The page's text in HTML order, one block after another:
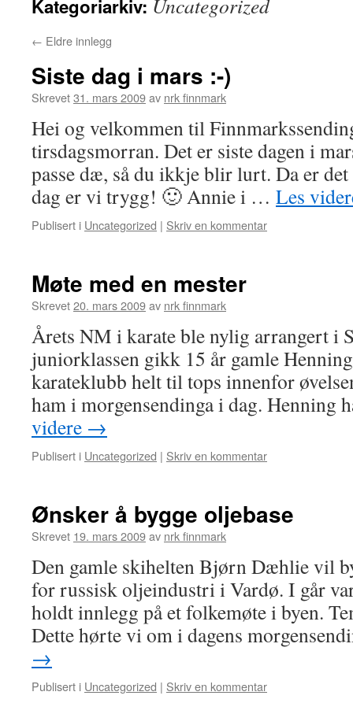
Kategoriarkiv: Uncategorized
← Eldre innlegg
Siste dag i mars :-)
Skrevet31. mars 2009av nrk finnmark
Hei og velkommen til
tirsdagsmorran. Det er siste dagen i
passe dæ, så du ikkje blir lurt. Da er
dag er vi trygg! 🙂 Annie i … Les
Publisert i Uncategorized | Skriv en kommentar
Møte med en mester
Skrevet20. mars 2009av nrk finnmark
Årets NM i karate ble nylig arrangert i
juniorklassen gikk 15 år gamle
karateklubb helt til tops innenfor
ham i morgensendinga i dag.
videre →
Publisert i Uncategorized | Skriv en kommentar
Ønsker å bygge oljebase
Skrevet 19. mars 2009av nrk finnmark
Den gamle skihelten Bjørn Dæhlie vil
for russisk oljeindustri i Vardø. I går
holdt innlegg på et folkemøte i byen.
Dette hørte vi om i dagens
→
Publisert i Uncategorized | Skriv en kommentar